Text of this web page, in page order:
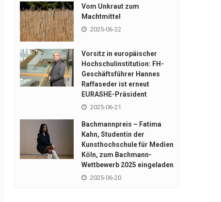
Vom Unkraut zum
Machtmittel
2025-06-22
Vorsitz in europäischer
Hochschulinstitution: FH-
Geschäftsführer Hannes
Raffaseder ist erneut
EURASHE-Präsident
2025-06-21
Bachmannpreis – Fatima
Kahn, Studentin der
Kunsthochschule für Medien
Köln, zum Bachmann-
Wettbewerb 2025 eingeladen
2025-06-20